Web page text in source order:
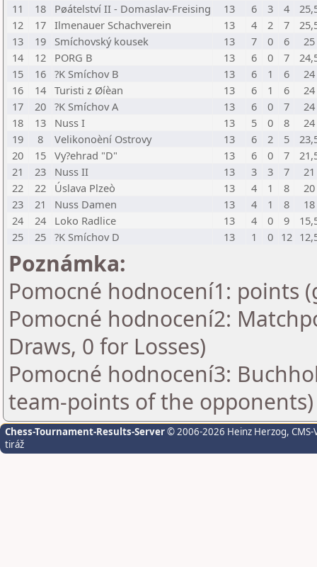
11
18 Pøátelství II - Domaslav-Freising 13 6 3 4
12
17 Ilmenauer Schachverein 13 4 2 7
13
19 Smíchovský kousek 13 7 0 6
25
14
12 PORG B 13 6 0 7
15
16 ?K Smíchov B 13 6 1 6
24
16
14 Turisti z Øíèan 13 6 1 6
24
17
20 ?K Smíchov A 13 6 0 7
24
18
13 Nuss I 13 5 0 8
24
19
8 Velikonoèní Ostrovy 13 6 2 5
20
15 Vy?ehrad "D" 13 6 0 7
21
23 Nuss II 13 3 3 7
21
22
22 Úslava Plzeò 13 4 1 8
20
23
21 Nuss Damen 13 4 1 8
18
24
24 Loko Radlice 13 4 0 9
25
25 ?K Smíchov D 13 1 0 12
Poznámka:
Pomocné hodnocení1: points
Pomocné hodnocení2:
Draws, 0 for Losses)
Pomocné hodnocení3:
team-points of the opponents)
Chess-Tournament-Results-Server© 2006-2026 Heinz Herzog,
tiráž